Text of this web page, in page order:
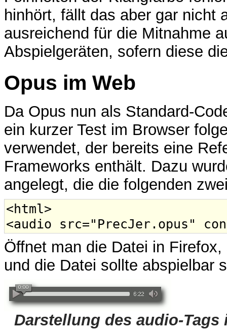
hinhört, fällt das aber gar nicht
ausreichend für die Mitnahme
Abspielgeräten, sofern diese
Opus im Web
Da Opus nun als Standard-
ein kurzer Test im Browser
verwendet, der bereits eine
Frameworks enthält. Dazu
angelegt, die die folgenden
<html>
<audio src="PrecJer.opus"
Öffnet man die Datei in
und die Datei sollte abspielbar
Darstellung des audio-